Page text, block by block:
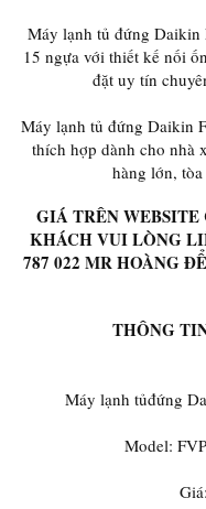
Máy lạnh tủ đứng Daikin
15 ngựa với thiết kế nối
đặt uy tín
Máy lạnh tủ đứng Daikin
thích hợp dành cho nhà
hàng lớn,
GIÁ TRÊN
KHÁCH VUI LÒNG
787 022 MR HOÀNG
THÔNG
Máy lạnh tủđứng
Model: